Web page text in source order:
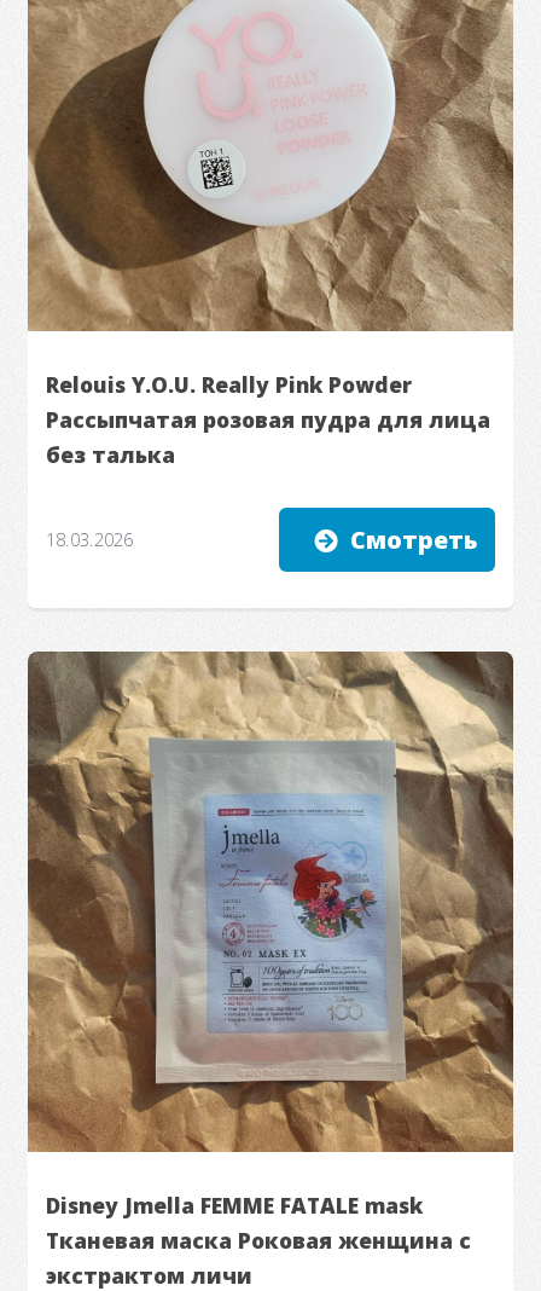
Relouis Y.O.U. Really Pink Powder
Рассыпчатая розовая пудра для лица
без талька
18.03.2026 Смотреть
Disney Jmella FEMME FATALE mask
Тканевая маска Роковая женщина с
экстрактом личи